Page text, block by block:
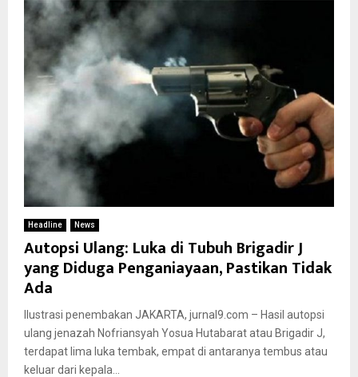
Headline News
Autopsi Ulang: Luka di Tubuh Brigadir J
yang Diduga Penganiayaan, Pastikan Tidak
Ada
Ilustrasi penembakan JAKARTA, jurnal9.com – Hasil autopsi
ulang jenazah Nofriansyah Yosua Hutabarat atau Brigadir J,
terdapat lima luka tembak, empat di antaranya tembus atau
keluar dari kepala...